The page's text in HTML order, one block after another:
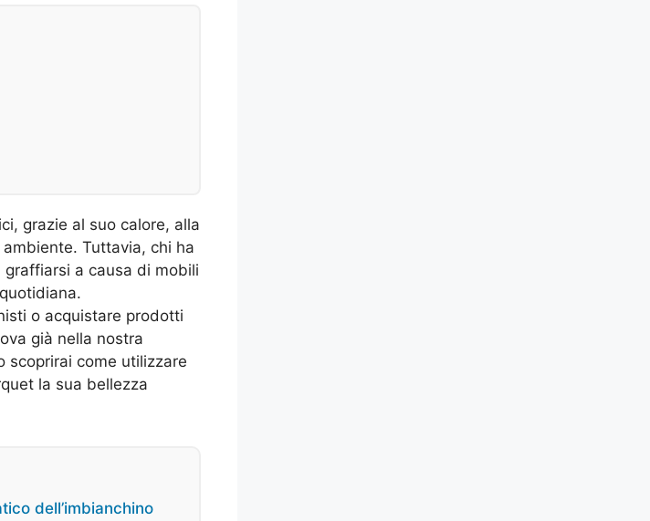
grazie al suo calore, alla
Tuttavia, chi ha
a causa di mobili
o acquistare prodotti
già nella nostra
scoprirai come utilizzare
la sua bellezza
dell’imbianchino